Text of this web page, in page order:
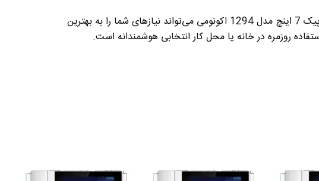
هستید، مانیتور الکتروپیک 7 اینچ مدل 1294 اکونومی می‌تواند نیازهای شما را به بهترین
روزمره در خانه یا محل کار انتخابی هوشمندانه است.